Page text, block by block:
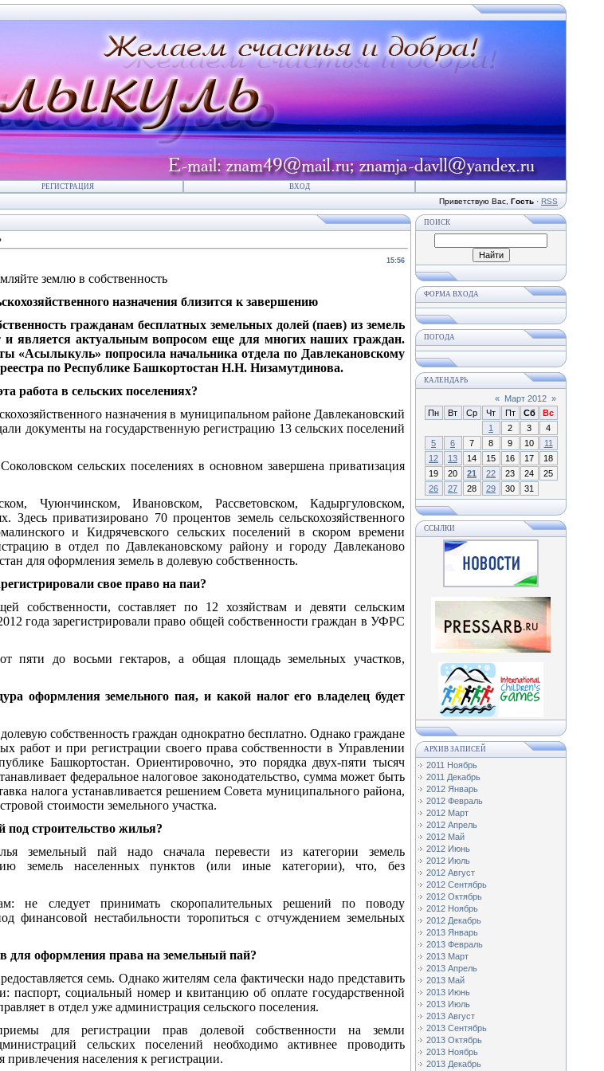
РЕГИСТРАЦИЯ ВХОД
Приветствую Вас Гость · RSS
15:56
землю в собственность
назначения близится к завершению
гражданам бесплатных земельных долей (паев) из земель
и является актуальным вопросом еще для многих наших граждан.
«Асылыкуль» попросила начальника отдела по Давлекановскому
по Республике Башкортостан Н.Н. Низамутдинова.
работа в сельских поселениях?
назначения в муниципальном районе Давлекановский
документы на государственную регистрацию 13 сельских поселений
сельских поселениях в основном завершена приватизация
Чуюнчинском, Ивановском, Рассветовском, Кадыргуловском,
Здесь приватизировано 70 процентов земель сельскохозяйственного
и Кидрячевского сельских поселений в скором времени
в отдел по Давлекановскому району и городу Давлеканово
для оформления земель в долевую собственность.
свое право на паи?
собственности, составляет по 12 хозяйствам и девяти сельским
года зарегистрировали право общей собственности граждан в УФРС
пяти до восьми гектаров, а общая площадь земельных участков,
оформления земельного пая, и какой налог его владелец будет
собственность граждан однократно бесплатно. Однако граждане
работ и при регистрации своего права собственности в Управлении
Башкортостан. Ориентировочно, это порядка двух-пяти тысяч
федеральное налоговое законодательство, сумма может быть
налога устанавливается решением Совета муниципального района,
стоимости земельного участка.
строительство жилья?
земельный пай надо сначала перевести из категории земель
земель населенных пунктов (или иные категории), что, без
не следует принимать скоропалительных решений по поводу
финансовой нестабильности торопиться с отчуждением земельных
для оформления права на земельный пай?
семь. Однако жителям села фактически надо представить
паспорт, социальный номер и квитанцию об оплате государственной
в отдел уже администрация сельского поселения.
для регистрации прав долевой собственности на земли
сельских поселений необходимо активнее проводить
населения к регистрации.
ПОИСК
ФОРМА ВХОДА
ПОГОДА
КАЛЕНДАРЬ
« Март 2012 »
Пн
Вт Ср Чт Пт Сб
Вс
1
2 3
4
5
6 7 8 9 10
11
12
13 14 15 16 17
18
19
20 21 22 23 24
25
26
27 28 29 30 31
ССЫЛКИ
АРХИВ ЗАПИСЕЙ
2011 Ноябрь
2011 Декабрь
2012 Январь
2012 Февраль
2012 Март
2012 Апрель
2012 Май
2012 Июнь
2012 Июль
2012 Август
2012 Сентябрь
2012 Октябрь
2012 Ноябрь
2012 Декабрь
2013 Январь
2013 Февраль
2013 Март
2013 Апрель
2013 Май
2013 Июнь
2013 Июль
2013 Август
2013 Сентябрь
2013 Октябрь
2013 Ноябрь
2013 Декабрь